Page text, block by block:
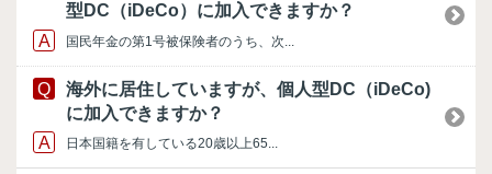
型DC（iDeCo）に加入できますか？
国民年金の第1号被保険者のうち、次...
海外に居住していますが、個人型DC（iDeCo)
に加入できますか？
日本国籍を有している20歳以上65...